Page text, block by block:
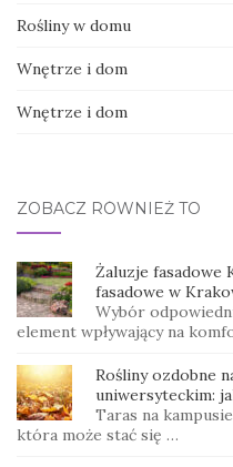
Rośliny w domu
Wnętrze i dom
Wnętrze i dom
ZOBACZ RÓWNIEŻ TO
Żaluzje fasadowe
fasadowe w
Wybór
element wpływający na
Rośliny ozdobne
uniwersyteckim:
Taras na
która może stać się …